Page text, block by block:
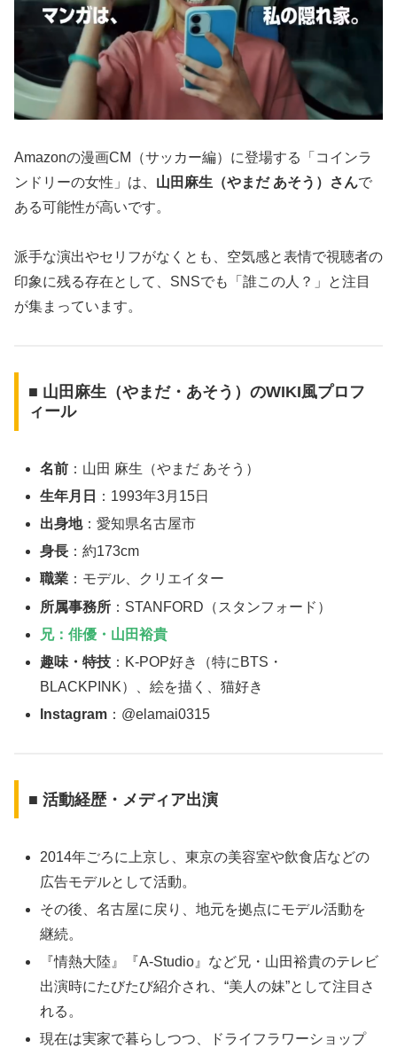
Amazonの漫画CM（サッカー編）に登場する「コインラ
ンドリーの女性」は、 山田麻生（やまだ あそう）さんで
ある可能性が高いです。
派手な演出やセリフがなくとも、空気感と表情で視聴者の
印象に残る存在として、SNSでも「誰この人？」と注目
が集まっています。
■ 山田麻生（やまだ・あそう）のWIKI風プロフ
ィール
名前 ：山田 麻生（やまだ あそう）
生年月日
：1993年3月15日
出身地：愛知県名古屋市
身長 ：約173cm
職業 ：モデル、クリエイター
所属事務所 ：STANFORD（スタンフォード）
兄：俳優・山田裕貴
趣味・特技 ：K-POP好き（特にBTS・
BLACKPINK）、絵を描く、猫好き
Instagram ：@elamai0315
■ 活動経歴・メディア出演
2014年ごろに上京し、東京の美容室や飲食店などの
広告モデルとして活動。
その後、名古屋に戻り、地元を拠点にモデル活動を
継続。
『情熱大陸』『A-Studio』など兄・山田裕貴のテレビ
出演時にたびたび紹介され、“美人の妹”として注目さ
れる。
現在は実家で暮らしつつ、ドライフラワーショップ